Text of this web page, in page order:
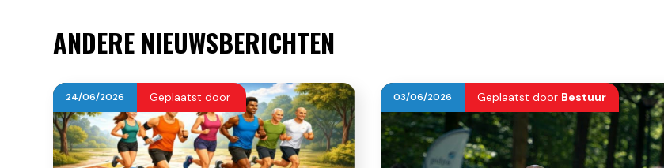
ANDERE NIEUWSBERICHTEN
24/06/2026 Geplaatst door 03/06/2026 Geplaatst door Bestuur